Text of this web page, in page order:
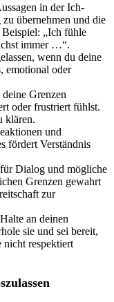
in der Ich-
übernehmen und die
Beispiel: „Ich fühle
immer …“.
wenn du deine
emotional oder
Grenzen
oder frustriert fühlst.
klären.
und
fördert Verständnis
Dialog und mögliche
Grenzen gewahrt
zur
Halte an deinen
sie und sei bereit,
nicht respektiert